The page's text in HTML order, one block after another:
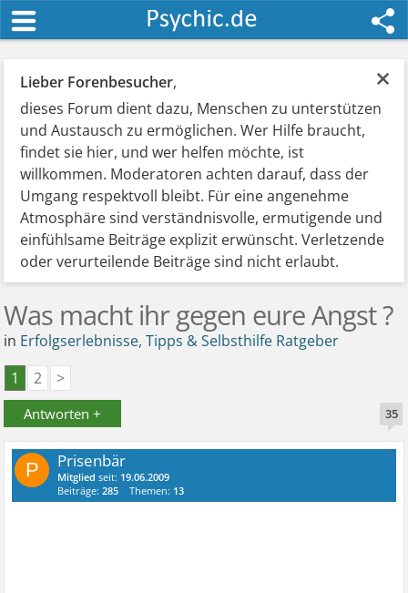
×
Lieber Forenbesucher,
dieses Forum dient dazu, Menschen zu unterstützen
und Austausch zu ermöglichen. Wer Hilfe braucht,
findet sie hier, und wer helfen möchte, ist
willkommen. Moderatoren achten darauf, dass der
Umgang respektvoll bleibt. Für eine angenehme
Atmosphäre sind verständnisvolle, ermutigende und
einfühlsame Beiträge explizit erwünscht. Verletzende
oder verurteilende Beiträge sind nicht erlaubt.
Was macht ihr gegen eure Angst ?
in Erfolgserlebnisse, Tipps & Selbsthilfe Ratgeber
1
2 >
Antworten + 35
P Prisenbär
Mitglied seit: 19.06.2009
Beiträge:285 Themen: 13